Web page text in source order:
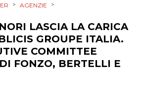
> AGENZIE >
LASCIA LA CARICA
GROUPE ITALIA.
COMMITTEE
FONZO, BERTELLI E